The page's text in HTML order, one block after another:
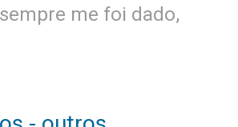
me foi dado,